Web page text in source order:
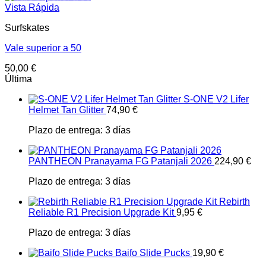
Vista Rápida
Surfskates
Vale superior a 50
50,00 €
Última
S-ONE V2 Lifer
Helmet Tan Glitter 74,90 €
Plazo de entrega: 3 días
PANTHEON Pranayama FG Patanjali 2026 224,90 €
Plazo de entrega: 3 días
Rebirth
Reliable R1 Precision Upgrade Kit 9,95 €
Plazo de entrega: 3 días
Baifo Slide Pucks 19,90 €